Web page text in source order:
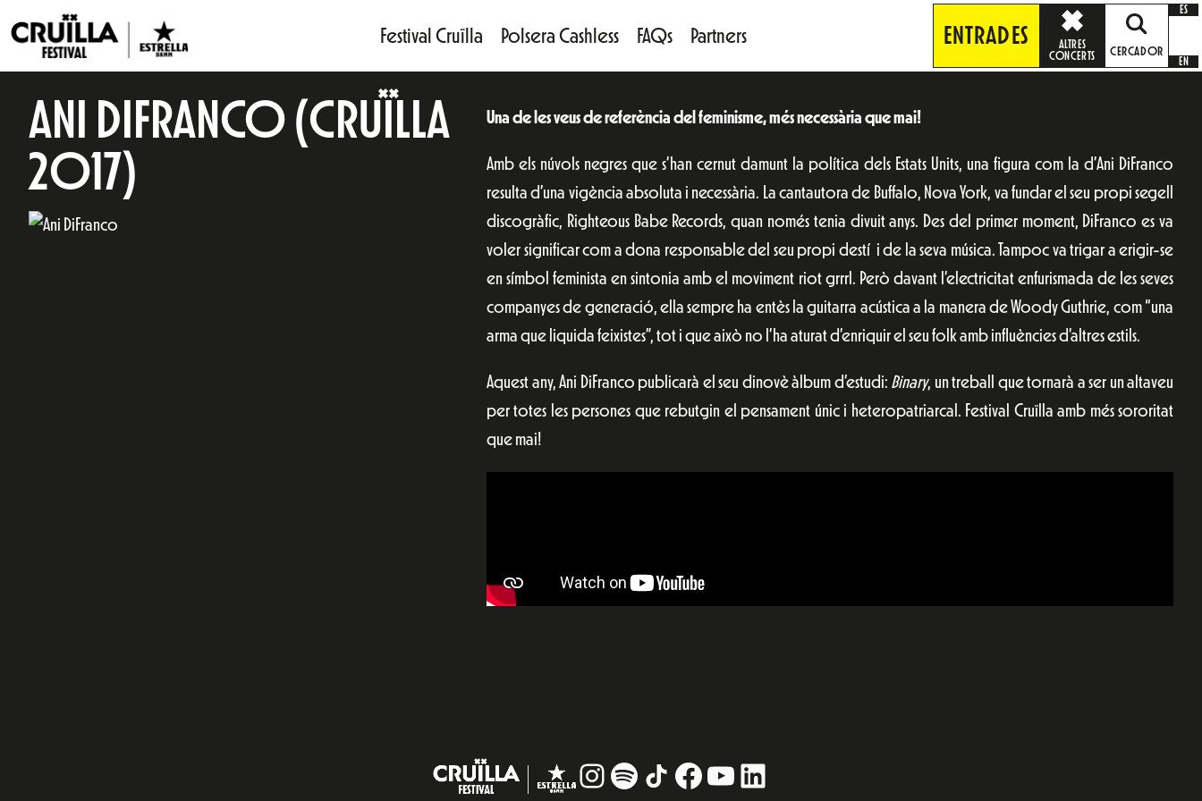
Festival Cruïlla Polsera Cashless FAQs Partners ENTRADES
ALTRES
CONCERTS
CERCADOR
ES
EN
ANI DIFRANCO (CRUÏLLA
2017)
Una de les veus de referència del feminisme, més necessària que mai!
Amb els núvols negres que s’han cernut damunt la política dels Estats Units, una figura com la d’Ani DiFranco
resulta d’una vigència absoluta i necessària. La cantautora de Buffalo, Nova York, va fundar el seu propi segell
discogràfic, Righteous Babe Records, quan només tenia divuit anys. Des del primer moment, DiFranco es va
voler significar com a dona responsable del seu propi destí i de la seva música. Tampoc va trigar a erigir-se
en símbol feminista en sintonia amb el moviment riot grrrl. Però davant l’electricitat enfurismada de les seves
companyes de generació, ella sempre ha entès la guitarra acústica a la manera de Woody Guthrie, com “una
arma que liquida feixistes”, tot i que això no l’ha aturat d’enriquir el seu folk amb influències d’altres estils.
Aquest any, Ani DiFranco publicarà el seu dinovè àlbum d’estudi: Binary, un treball que tornarà a ser un altaveu
per totes les persones que rebutgin el pensament únic i heteropatriarcal. Festival Cruïlla amb més sororitat
que mai!
Instagram
# TikTokFacebook
YouTube
LinkedIn